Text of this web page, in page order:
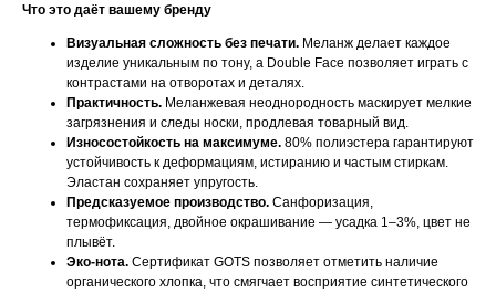
Что это даёт вашему бренду
Визуальная сложность без печати. Меланж делает каждое
изделие уникальным по тону, а Double Face позволяет играть с
контрастами на отворотах и деталях.
Практичность. Меланжевая неоднородность маскирует мелкие
загрязнения и следы носки, продлевая товарный вид.
Износостойкость на максимуме. 80% полиэстера гарантируют
устойчивость к деформациям, истиранию и частым стиркам.
Эластан сохраняет упругость.
Предсказуемое производство. Санфоризация,
термофиксация, двойное окрашивание — усадка 1–3%, цвет не
плывёт.
Эко-нота. Сертификат GOTS позволяет отметить наличие
органического хлопка, что смягчает восприятие синтетического